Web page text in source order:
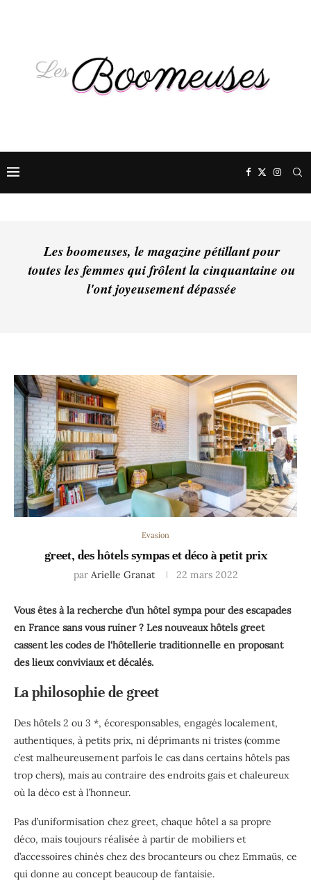
Les boomeuses, le magazine pétillant pour
toutes les femmes qui frôlent la cinquantaine ou
l'ont joyeusement dépassée
Evasion
greet, des hôtels sympas et déco à petit prix
par Arielle Granat 22 mars 2022
Vous êtes à la recherche d’un hôtel sympa pour des escapades
en France sans vous ruiner ? Les nouveaux hôtels greet
cassent les codes de l‘hôtellerie traditionnelle en proposant
des lieux conviviaux et décalés.
La philosophie de greet
Des hôtels 2 ou 3 *, écoresponsables, engagés localement,
authentiques, à petits prix, ni déprimants ni tristes (comme
c’est malheureusement parfois le cas dans certains hôtels pas
trop chers), mais au contraire des endroits gais et chaleureux
où la déco est à l’honneur.
Pas d’uniformisation chez greet, chaque hôtel a sa propre
déco, mais toujours réalisée à partir de mobiliers et
d’accessoires chinés chez des brocanteurs ou chez Emmaüs, ce
qui donne au concept beaucoup de fantaisie.